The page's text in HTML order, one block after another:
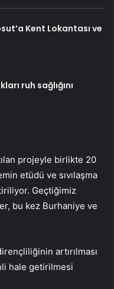
Kent Lokantası ve
ruh sağlığını
projeyle birlikte 20
etüdü ve sıvılaşma
Geçtiğimiz
bu kez Burhaniye ve
artırılması
hale getirilmesi